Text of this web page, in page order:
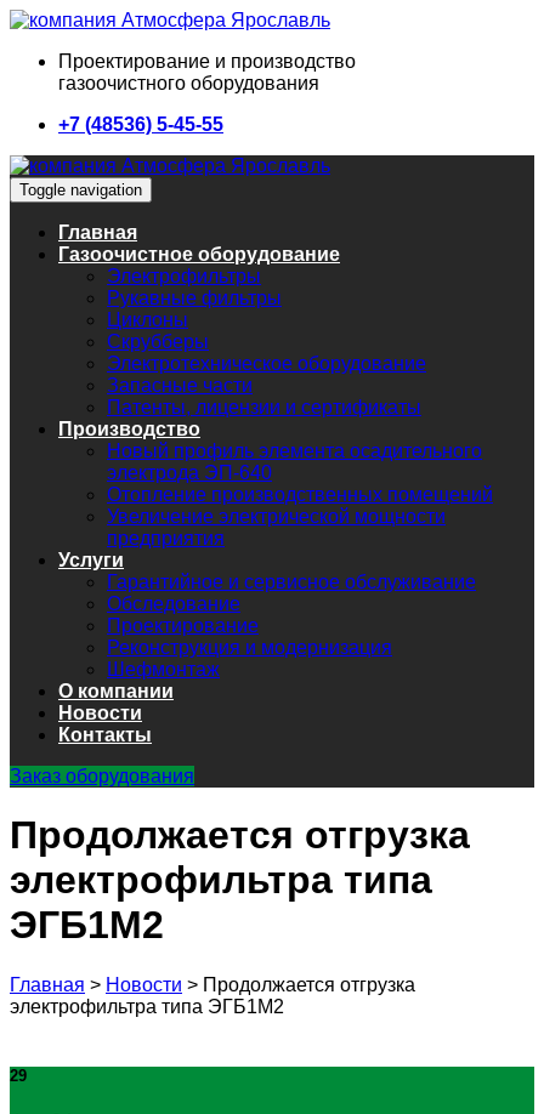
Проектирование и производство
газоочистного оборудования
+7 (48536) 5-45-55
Toggle navigation
Главная
Газоочистное оборудование
Электрофильтры
Рукавные фильтры
Циклоны
Скрубберы
Электротехническое оборудование
Запасные части
Патенты, лицензии и сертификаты
Производство
Новый профиль элемента осадительного
электрода ЭП-640
Отопление производственных помещений
Увеличение электрической мощности
предприятия
Услуги
Гарантийное и сервисное обслуживание
Обследование
Проектирование
Реконструкция и модернизация
Шефмонтаж
О компании
Новости
Контакты
Заказ оборудования
Продолжается отгрузка
электрофильтра типа
ЭГБ1М2
Главная > Новости > Продолжается отгрузка
электрофильтра типа ЭГБ1М2
29